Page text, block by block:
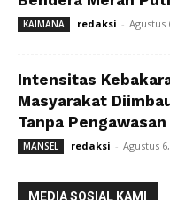
KAIMANA redaksi - Agustus
Intensitas
Masyarakat
Tanpa Pengawasan
MANSEL redaksi - Agustus
MEDIA SOSIAL KAMI